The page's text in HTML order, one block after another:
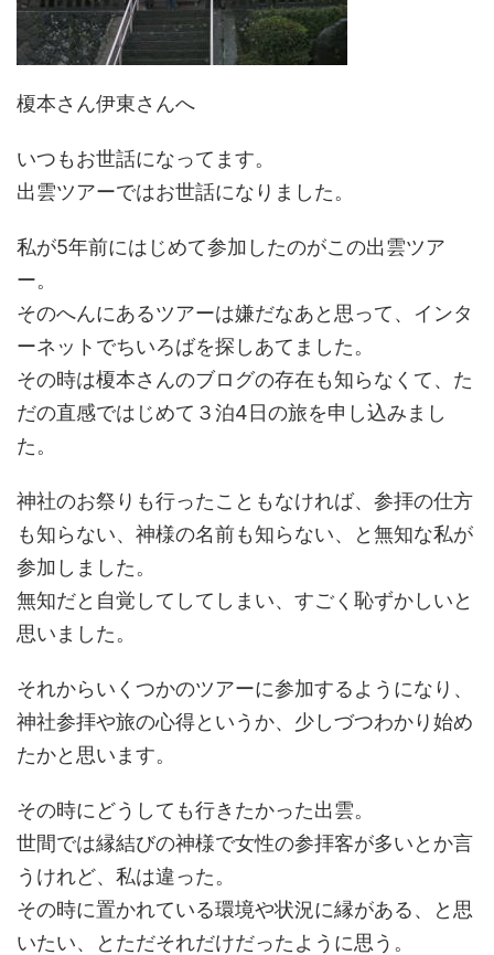
榎本さん伊東さんへ
いつもお世話になってます。
出雲ツアーではお世話になりました。
私が5年前にはじめて参加したのがこの出雲ツア
ー。
そのへんにあるツアーは嫌だなあと思って、インタ
ーネットでちいろばを探しあてました。
その時は榎本さんのブログの存在も知らなくて、た
だの直感ではじめて３泊4日の旅を申し込みまし
た。
神社のお祭りも行ったこともなければ、参拝の仕方
も知らない、神様の名前も知らない、と無知な私が
参加しました。
無知だと自覚してしてしまい、すごく恥ずかしいと
思いました。
それからいくつかのツアーに参加するようになり、
神社参拝や旅の心得というか、少しづつわかり始め
たかと思います。
その時にどうしても行きたかった出雲。
世間では縁結びの神様で女性の参拝客が多いとか言
うけれど、私は違った。
その時に置かれている環境や状況に縁がある、と思
いたい、とただそれだけだったように思う。